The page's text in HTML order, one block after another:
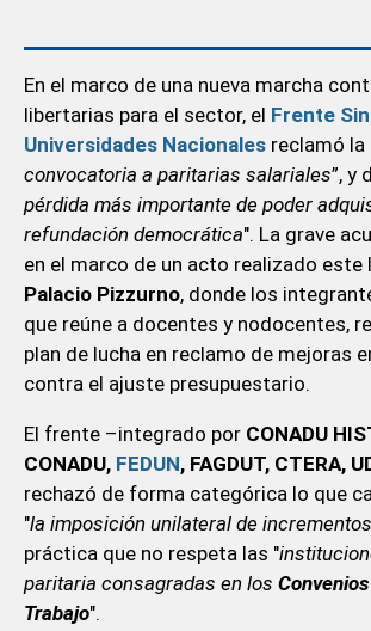
En el marco de una nueva marcha
libertarias para el sector, el Frente
Universidades Nacionalesreclamó la
convocatoria a paritarias salariales”, y
pérdida más importante de poder
refundación democrática". La grave
en el marco de un acto realizado este
Palacio Pizzurno, donde los
que reúne a docentes y nodocentes,
plan de lucha en reclamo de mejoras
contra el ajuste presupuestario.
El frente –integrado por CONADU
CONADU, FEDUN, FAGDUT, CTERA,
rechazó de forma categórica lo que
"la imposición unilateral de
práctica que no respeta las "
paritaria consagradas en los
Trabajo".